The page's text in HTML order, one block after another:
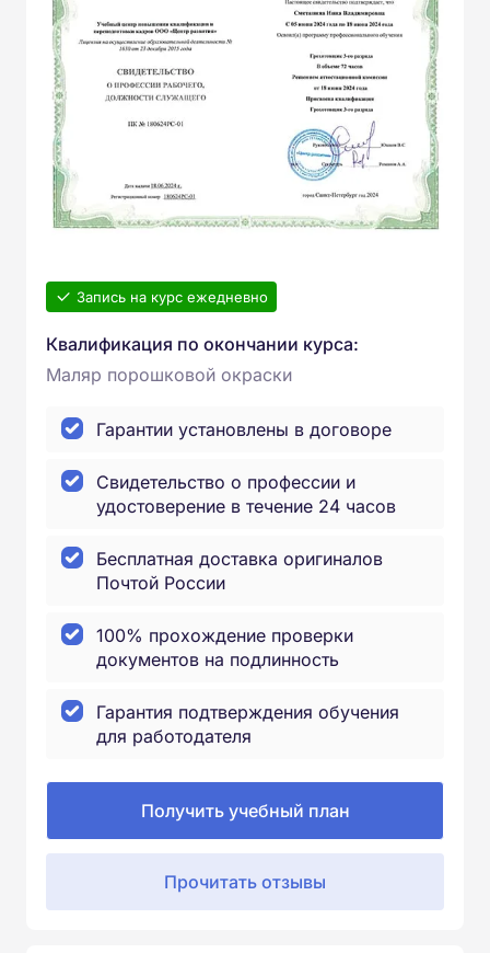
Запись на курс ежедневно
Квалификация по окончании курса:
Маляр порошковой окраски
Гарантии установлены в договоре
Свидетельство о профессии и
удостоверение в течение 24 часов
Бесплатная доставка оригиналов
Почтой России
100% прохождение проверки
документов на подлинность
Гарантия подтверждения обучения
для работодателя
Получить учебный план
Прочитать отзывы